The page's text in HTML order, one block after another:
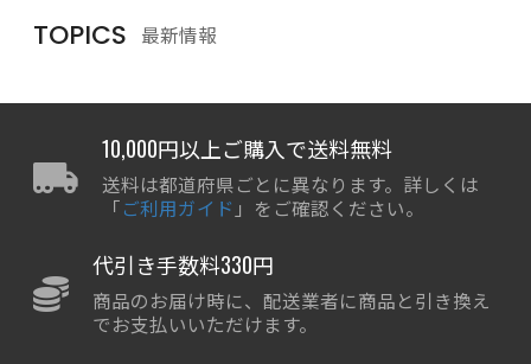
TOPICS 最新情報
10,000円以上ご購入で送料無料
送料は都道府県ごとに異なります。詳しくは
「ご利用ガイド 」をご確認ください。
代引き手数料330円
商品のお届け時に、配送業者に商品と引き換え
でお支払いいただけます。